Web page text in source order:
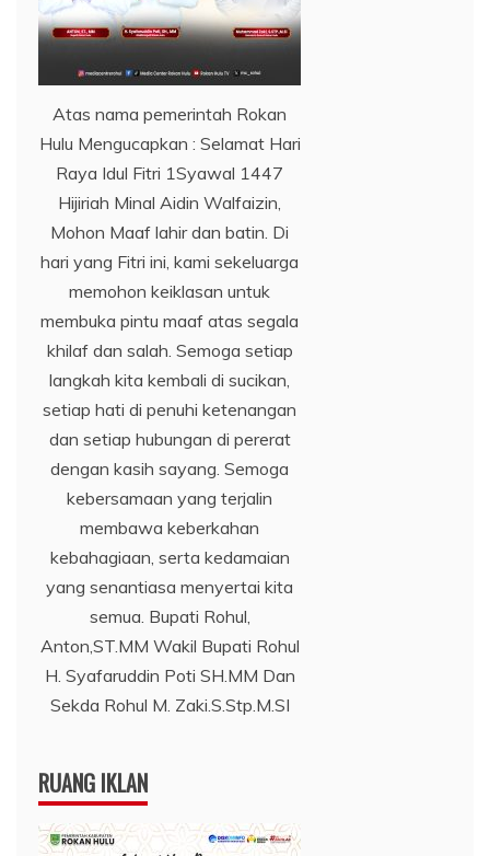
Atas nama pemerintah Rokan
Hulu Mengucapkan : Selamat Hari
Raya Idul Fitri 1Syawal 1447
Hijiriah Minal Aidin Walfaizin,
Mohon Maaf lahir dan batin. Di
hari yang Fitri ini, kami sekeluarga
memohon keiklasan untuk
membuka pintu maaf atas segala
khilaf dan salah. Semoga setiap
langkah kita kembali di sucikan,
setiap hati di penuhi ketenangan
dan setiap hubungan di pererat
dengan kasih sayang. Semoga
kebersamaan yang terjalin
membawa keberkahan
kebahagiaan, serta kedamaian
yang senantiasa menyertai kita
semua. Bupati Rohul,
Anton,ST.MM Wakil Bupati Rohul
H. Syafaruddin Poti SH.MM Dan
Sekda Rohul M. Zaki.S.Stp.M.SI
RUANG IKLAN